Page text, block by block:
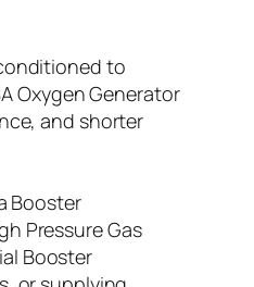
to
Oxygen Generator
and shorter
Booster
Pressure Gas
Booster